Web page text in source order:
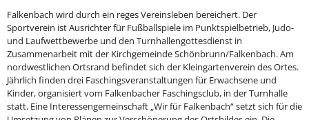
Falkenbach wird durch ein reges Vereinsleben bereichert. Der
Sportverein ist Ausrichter für Fußballspiele im Punktspielbetrieb, Judo-
und Laufwettbewerbe und den Turnhallengottesdienst in
Zusammenarbeit mit der Kirchgemeinde Schönbrunn/Falkenbach. Am
nordwestlichen Ortsrand befindet sich der Kleingartenverein des Ortes.
Jährlich finden drei Faschingsveranstaltungen für Erwachsene und
Kinder, organisiert vom Falkenbacher Faschingsclub, in der Turnhalle
statt. Eine Interessengemeinschaft „Wir für Falkenbach“ setzt sich für die